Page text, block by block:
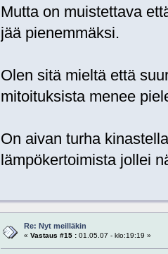
Mutta on muistettava
jää pienemmäksi.
Olen sitä mieltä että
mitoituksista menee
On aivan turha
lämpökertoimista jollei
Re: Nyt meilläkin
« Vastaus #15 :01.05.07 - klo:19:19 »